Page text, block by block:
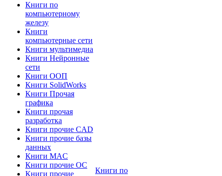
Книги по
компьютерному
железу
Книги
компьютерные сети
Книги мультимедиа
Книги Нейронные
сети
Книги ООП
Книги SolidWorks
Книги Прочая
графика
Книги прочая
разработка
Книги прочие CAD
Книги прочие базы
данных
Книги MAC
Книги прочие ОС
Книги прочие
Книги по